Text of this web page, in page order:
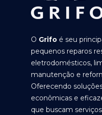
O Grifo é seu
pequenos reparos
eletrodomésticos,
manutenção e
Oferecendo
econômicas e
que buscam